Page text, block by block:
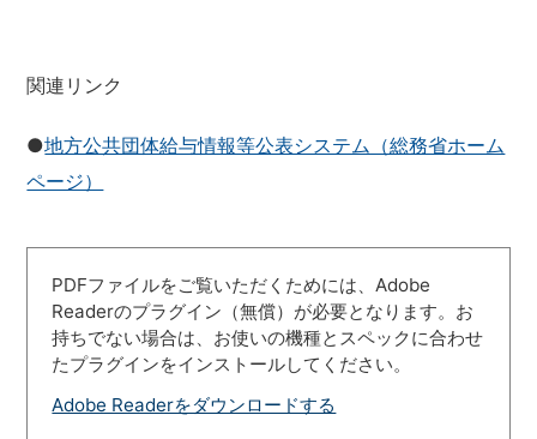
関連リンク
●地方公共団体給与情報等公表システム（総務省ホーム
ページ）
PDFファイルをご覧いただくためには、Adobe
Readerのプラグイン（無償）が必要となります。お
持ちでない場合は、お使いの機種とスペックに合わせ
たプラグインをインストールしてください。
Adobe Readerをダウンロードする